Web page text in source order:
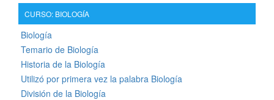
CURSO: BIOLOGÍA
Biología
Temario de Biología
Historia de la Biología
Utilizó por primera vez la palabra Biología
División de la Biología